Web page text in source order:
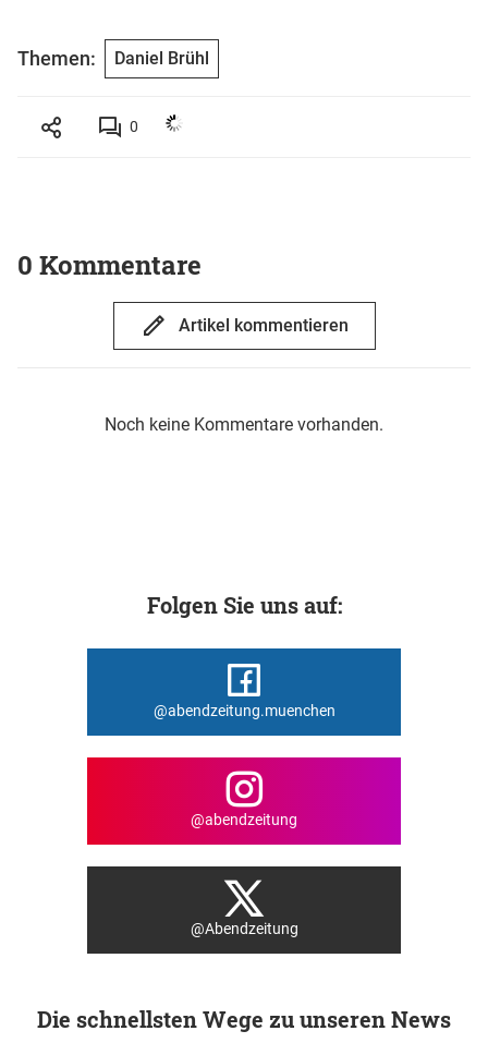
Themen: Daniel Brühl
0
0 Kommentare
Artikel kommentieren
Noch keine Kommentare vorhanden.
Folgen Sie uns auf:
@abendzeitung.muenchen
@abendzeitung
@Abendzeitung
Die schnellsten Wege zu unseren News